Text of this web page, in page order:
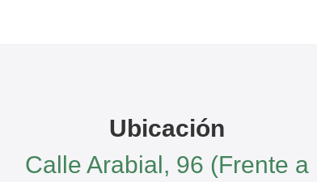
Ubicación
Calle Arabial, 96 (Frente a